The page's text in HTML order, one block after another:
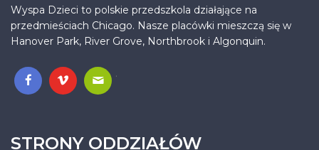
Wyspa Dzieci to polskie przedszkola działające na
przedmieściach Chicago. Nasze placówki mieszczą się w
Hanover Park, River Grove, Northbrook i Algonquin.
.
STRONY ODDZIAŁÓW